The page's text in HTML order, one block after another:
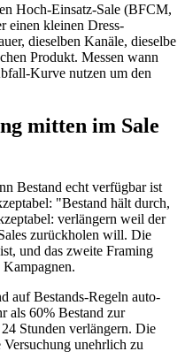
Hoch-Einsatz-Sale (BFCM,
einen kleinen Dress-
dieselben Kanäle, dieselbe
Produkt. Messen wann
Kurve nutzen um den
mitten im Sale
Bestand echt verfügbar ist
"Bestand hält durch,
verlängern weil der
zurückholen will. Die
und das zweite Framing
auf Bestands-Regeln auto-
als 60% Bestand zur
Stunden verlängern. Die
unehrlich zu